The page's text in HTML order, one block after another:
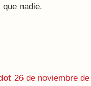
que nadie.
26 de noviembre